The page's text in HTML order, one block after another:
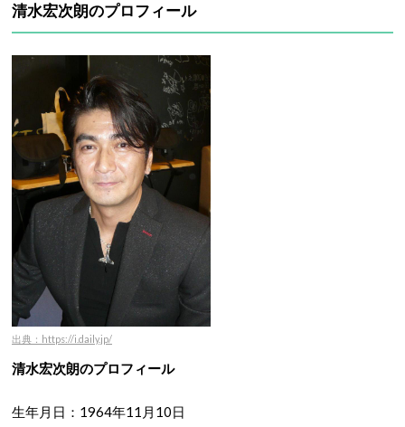
清水宏次朗のプロフィール
出典：https://i.daily.jp/
清水宏次朗のプロフィール
生年月日：1964年11月10日